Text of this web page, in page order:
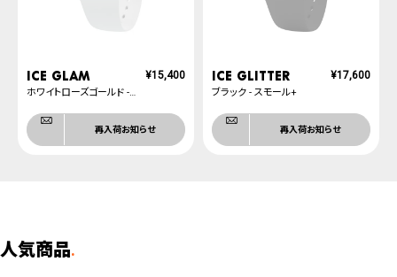
ICE glam
ホワイトローズゴールド - スモール+
¥15,400
再入荷お知らせ
ICE glitter
ブラック - スモール+
¥17,600
再入荷お知らせ
人気商品.